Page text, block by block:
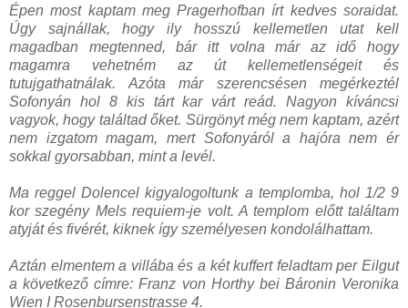
Épen most kaptam meg Pragerhofban írt kedves soraidat.
Úgy sajnállak, hogy ily hosszú kellemetlen utat kell
magadban megtenned, bár itt volna már az idő hogy
magamra vehetném az út kellemetlenségeit és
tutujgathatnálak. Azóta már szerencsésen megérkeztél
Sofonyán hol 8 kis tárt kar várt reád. Nagyon kíváncsi
vagyok, hogy találtad őket. Sürgönyt még nem kaptam, azért
nem izgatom magam, mert Sofonyáról a hajóra nem ér
sokkal gyorsabban, mint a levél.
Ma reggel Dolencel kigyalogoltunk a templomba, hol 1/2 9
kor szegény Mels requiem-je volt. A templom előtt találtam
atyját és fivérét, kiknek így személyesen kondolálhattam.
Aztán elmentem a villába és a két kuffert feladtam per Eilgut
a következő címre: Franz von Horthy bei Báronin Veronika
Wien I Rosenbursenstrasse 4.